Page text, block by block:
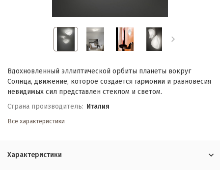
Вдохновленный эллиптической орбиты планеты вокруг
Солнца, движение, которое создается гармонии и равновесия
невидимых сил представлен стеклом и светом.
Страна производитель: Италия
Все характеристики
Характеристики